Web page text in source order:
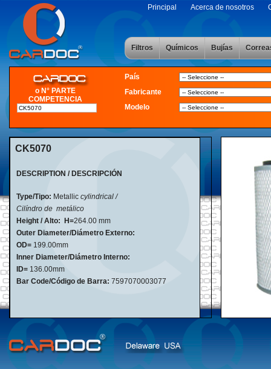
Principal Acerca de nosotros
Filtros Químicos Bujías
o N° PARTE
COMPETENCIA
País
Fabricante
Modelo
CK5070
DESCRIPTION / DESCRIPCIÓN
Type/Tipo: Metallic cylindrical /
Cilíndro de metálico
Height / Alto:
H=264.00 mm
Outer Diameter/Diámetro Externo:
OD= 199.00mm
Inner Diameter/Diámetro Interno:
ID= 136.00mm
Bar Code/Código de Barra: 7597070003077